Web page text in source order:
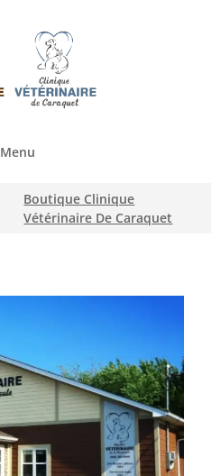
Menu
Boutique Clinique
Vétérinaire De Caraquet